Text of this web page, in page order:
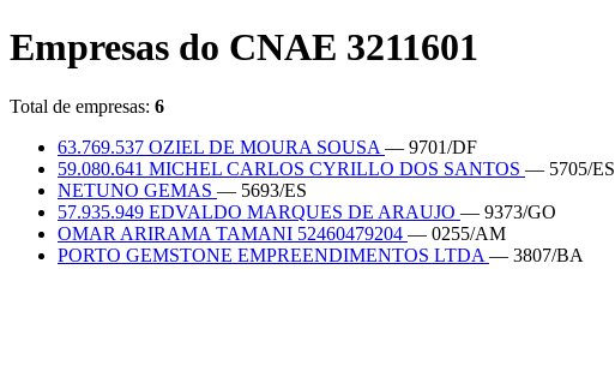
Empresas do CNAE 3211601
Total de empresas: 6
63.769.537 OZIEL DE MOURA SOUSA — 9701/DF
59.080.641 MICHEL CARLOS CYRILLO DOS SANTOS — 5705/ES
NETUNO GEMAS — 5693/ES
57.935.949 EDVALDO MARQUES DE ARAUJO — 9373/GO
OMAR ARIRAMA TAMANI 52460479204 — 0255/AM
PORTO GEMSTONE EMPREENDIMENTOS LTDA — 3807/BA